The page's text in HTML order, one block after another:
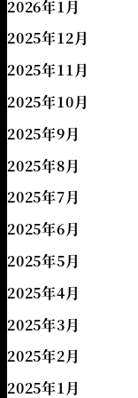
2026年1月
2025年12月
2025年11月
2025年10月
2025年9月
2025年8月
2025年7月
2025年6月
2025年5月
2025年4月
2025年3月
2025年2月
2025年1月